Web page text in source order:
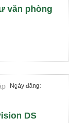
văn phòng
Ngày đăng:
DS